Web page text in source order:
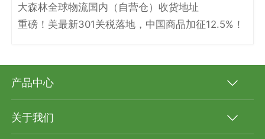
大森林全球物流国内（自营仓）收货地址
重磅！美最新301关税落地，中国商品加征12.5%！
产品中心
关于我们